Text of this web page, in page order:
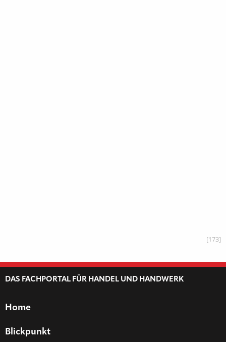
[173]
DAS FACHPORTAL FÜR HANDEL UND HANDWERK
Home
Blickpunkt